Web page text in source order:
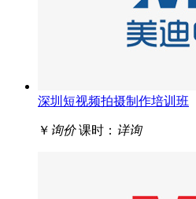
深圳短视频拍摄制作培训班
￥ 询价 课时： 详询